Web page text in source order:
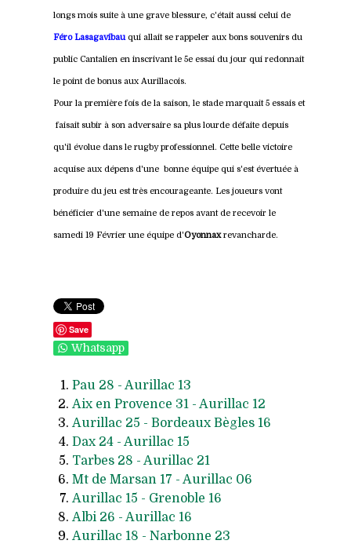
longs mois suite à une grave blessure, c'était aussi celui de
Féro Lasagavibau qui allait se rappeler aux bons souvenirs du
public Cantalien en inscrivant le 5e essai du jour qui redonnait
le point de bonus aux Aurillacois.
Pour la première fois de la saison, le stade marquait 5 essais et
faisait subir à son adversaire sa plus lourde défaite depuis
qu'il évolue dans le rugby professionnel. Cette belle victoire
acquise aux dépens d'une bonne équipe qui s'est évertuée à
produire du jeu est très encourageante. Les joueurs vont
bénéficier d'une semaine de repos avant de recevoir le
samedi 19 Février une équipe d'Oyonnaxrevancharde.
Save
Whatsapp
Pau 28 - Aurillac 13
Aix en Provence 31 - Aurillac 12
Aurillac 25 - Bordeaux Bègles 16
Dax 24 - Aurillac 15
Tarbes 28 - Aurillac 21
Mt de Marsan 17 - Aurillac 06
Aurillac 15 - Grenoble 16
Albi 26 - Aurillac 16
Aurillac 18 - Narbonne 23